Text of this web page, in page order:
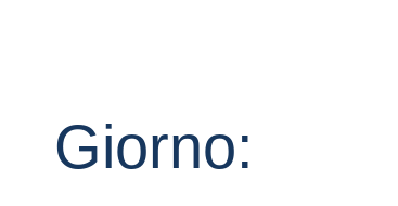
Giorno: